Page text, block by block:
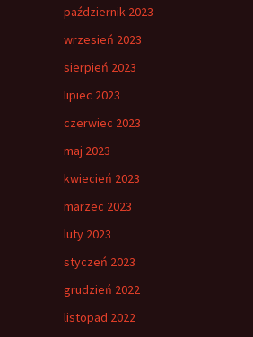
październik 2023
wrzesień 2023
sierpień 2023
lipiec 2023
czerwiec 2023
maj 2023
kwiecień 2023
marzec 2023
luty 2023
styczeń 2023
grudzień 2022
listopad 2022